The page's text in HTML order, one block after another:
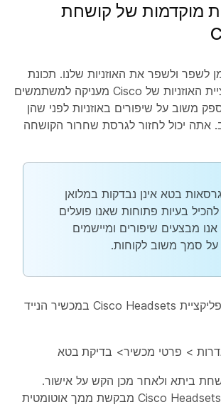
מוקדמות של קושחת
לשפר ולשפר את האוזניות שלנו. תכונת
הביטא של אפליקציית האוזניות של Cisco מעניקה למשתמשים
משוב על שיפורים באוזניות לפני שהן
אתה יכול לחזור לגרסת שחרור הקושחה
גרסאות בטא אינן נבדקות במלואן
להכיל בעיות פתוחות שאנו פועלים
אנו מבצעים שיפורים ומיישמים
על סמך משוב לקוחות.
פתח את אפליקציית Cisco Headsets במכשיר הנייד
> פרטי מכשיר> בדיקת בטא
ביתא ולאחר מכן הקש על אישור.
אפליקציית Cisco Headsets מבקשת ממך אוטומטית